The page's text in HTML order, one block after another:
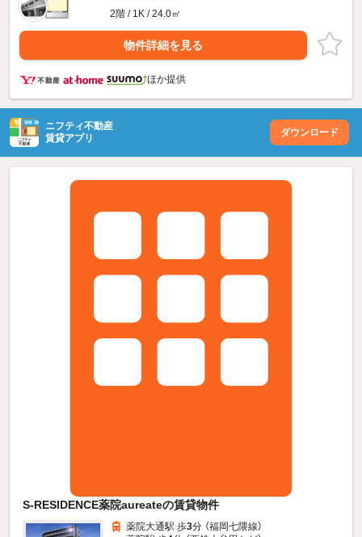
2階 / 1K / 24.0㎡
物件詳細を見る
ほか提供
ニフティ不動産
賃貸アプリ
ダウンロード
S-RESIDENCE薬院aureateの賃貸物件
薬院大通駅 歩3分 （福岡七隈線）